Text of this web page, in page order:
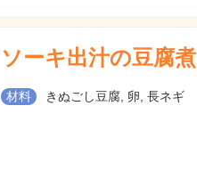
ソーキ出汁の豆腐煮
材料 きぬごし豆腐, 卵, 長ネギ